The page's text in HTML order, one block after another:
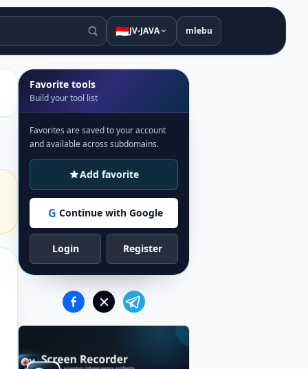
🇮🇩JV-JAVA mlebu
Favorite tools
Build your tool list
Favorites are saved to your account
and available across subdomains.
Add favorite
G Continue with Google
Login Register